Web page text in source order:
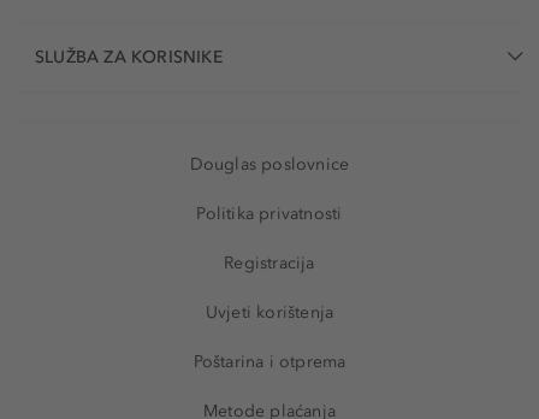
SLUŽBA ZA KORISNIKE
Douglas poslovnice
Politika privatnosti
Registracija
Uvjeti korištenja
Poštarina i otprema
Metode plaćanja